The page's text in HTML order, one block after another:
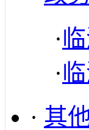
·
·
· 其